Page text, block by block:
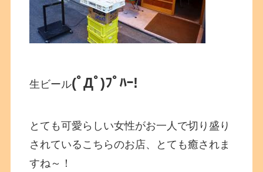
生ビール(ﾟДﾟ)ﾌﾟﾊｰ!
とても可愛らしい女性がお一人で切り盛り
されているこちらのお店、とても癒されま
すね～！